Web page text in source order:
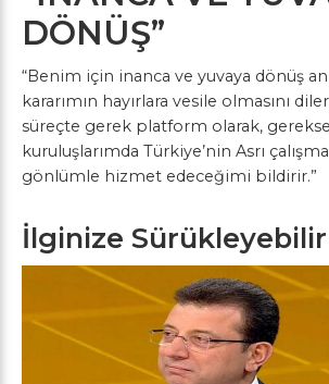
DÖNÜŞ”
“Benim için inanca ve yuvaya dönüş
kararımın hayırlara vesile olmasını
süreçte gerek platform olarak, gerekse
kuruluşlarımda Türkiye’nin Asrı
gönlümle hizmet edeceğimi bildirir.”
İlginize Sürükleyebilir